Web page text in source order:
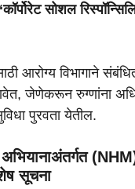
‘कॉर्पोरेट सोशल
आरोग्य विभागाने
जेणेकरून रुग्णांना
पुरवता येतील.
अभियानाअंतर्गत
सूचना